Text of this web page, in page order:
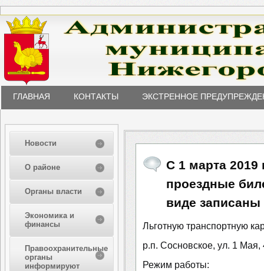
ГЛАВНАЯ КОНТАКТЫ ЭКСТРЕННОЕ
Новости
О районе
Органы власти
Экономика и
финансы
Правоохранительные
органы
информируют
С 1 марта 2019
проездные
виде записаны
Льготную транспортную
р.п. Сосновское, ул. 1
Режим работы: